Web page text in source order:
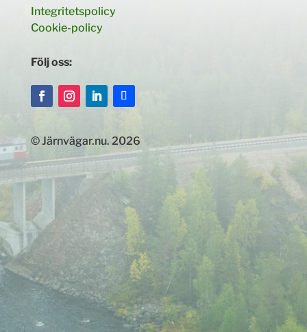
Integritetspolicy
Cookie-policy
Följ oss:
© Järnvägar.nu. 2026